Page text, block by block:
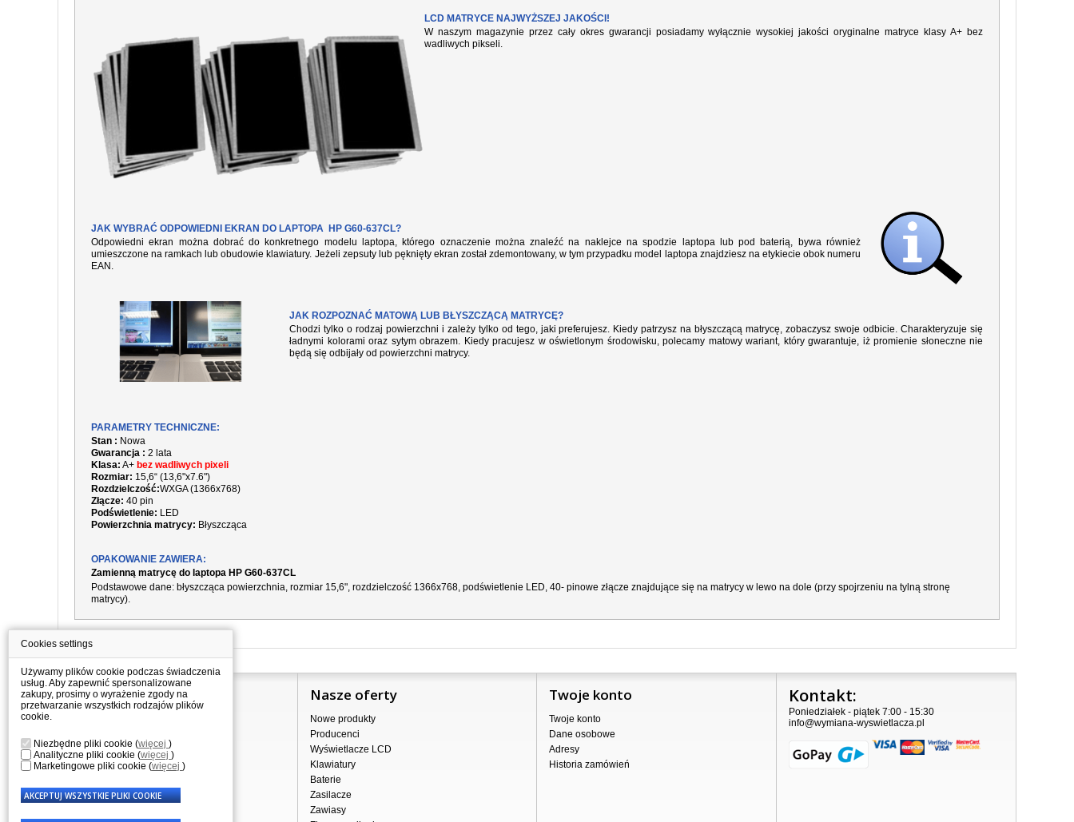
LCD MATRYCE NAJWYŻSZEJ JAKOŚCI!
W naszym magazynie przez cały okres gwarancji posiadamy wyłącznie wysokiej jakości oryginalne matryce klasy A+ bez
wadliwych pikseli.
JAK WYBRAĆ ODPOWIEDNI EKRAN DO LAPTOPA HP G60-637CL?
Odpowiedni ekran można dobrać do konkretnego modelu laptopa, którego oznaczenie można znaleźć na naklejce na spodzie laptopa lub pod baterią, bywa również
umieszczone na ramkach lub obudowie klawiatury. Jeżeli zepsuty lub pęknięty ekran został zdemontowany, w tym przypadku model laptopa znajdziesz na etykiecie obok numeru
EAN.
JAK ROZPOZNAĆ MATOWĄ LUB BŁYSZCZĄCĄ MATRYCĘ?
Chodzi tylko o rodzaj powierzchni i zależy tylko od tego, jaki preferujesz. Kiedy patrzysz na błyszczącą matrycę, zobaczysz swoje odbicie. Charakteryzuje się
ładnymi kolorami oraz sytym obrazem. Kiedy pracujesz w oświetlonym środowisku, polecamy matowy wariant, który gwarantuje, iż promienie słoneczne nie
będą się odbijały od powierzchni matrycy.
PARAMETRY TECHNICZNE:
Stan : Nowa
Gwarancja : 2 lata
Klasa: A+ bez wadliwych pixeli
Rozmiar: 15,6“ (13,6"x7.6")
Rozdzielczość:WXGA (1366x768)
Złącze: 40 pin
Podświetlenie: LED
Powierzchnia matrycy: Błyszcząca
OPAKOWANIE ZAWIERA:
Zamienną matrycę do laptopa HP G60-637CL
Podstawowe dane: błyszcząca powierzchnia, rozmiar 15,6", rozdzielczość 1366x768, podświetlenie LED, 40- pinowe złącze znajdujące się na matrycy w lewo na dole (przy spojrzeniu na tylną stronę
matrycy).
Informacje
Sprzedaż hurtowa
Nota prawna
Przetwarzanie danych osobowych
Nasze oferty
Nowe produkty
Producenci
Wyświetlacze LCD
Klawiatury
Baterie
Zasilacze
Zawiasy
Twoje konto
Twoje konto
Dane osobowe
Adresy
Historia zamówień
Kontakt:
Poniedziałek - piątek 7:00 - 15:30
info@wymiana-wyswietlacza.pl
Cookies settings
Używamy plików cookie podczas świadczenia
usług. Aby zapewnić spersonalizowane
zakupy, prosimy o wyrażenie zgody na
przetwarzanie wszystkich rodzajów plików
cookie.
Niezbędne pliki cookie (więcej )
Analityczne pliki cookie (więcej )
Marketingowe pliki cookie (więcej )